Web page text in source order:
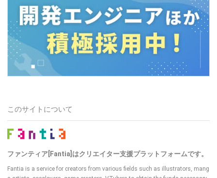
このサイトについて
ファンティア[Fantia]はクリエイター支援プラットフォームです。
Fantia is a service for creators from various fields such as illustrators, mang